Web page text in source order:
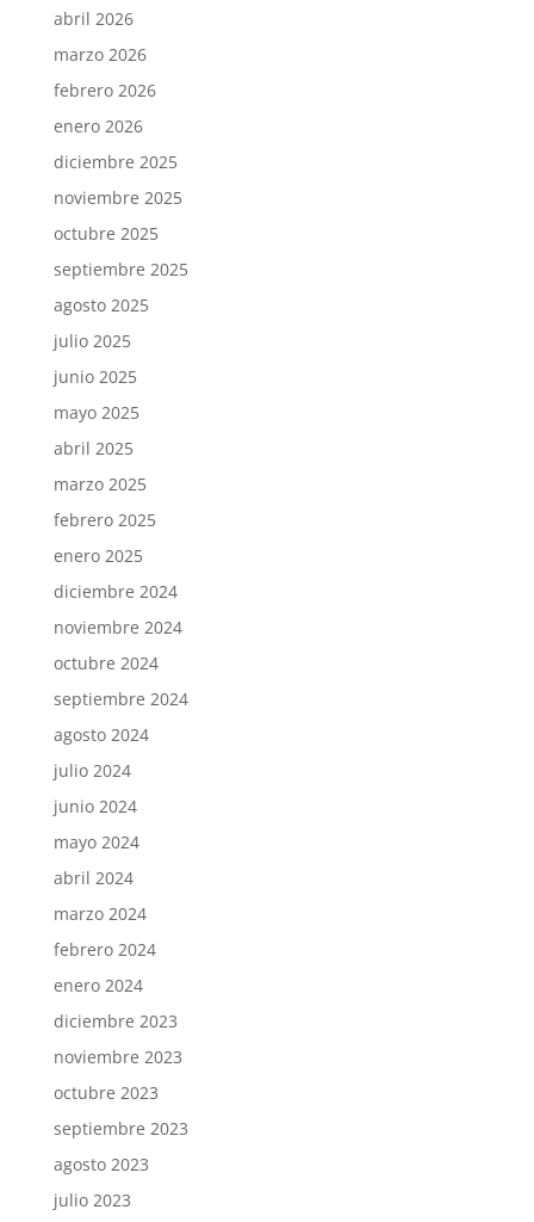
abril 2026
marzo 2026
febrero 2026
enero 2026
diciembre 2025
noviembre 2025
octubre 2025
septiembre 2025
agosto 2025
julio 2025
junio 2025
mayo 2025
abril 2025
marzo 2025
febrero 2025
enero 2025
diciembre 2024
noviembre 2024
octubre 2024
septiembre 2024
agosto 2024
julio 2024
junio 2024
mayo 2024
abril 2024
marzo 2024
febrero 2024
enero 2024
diciembre 2023
noviembre 2023
octubre 2023
septiembre 2023
agosto 2023
julio 2023